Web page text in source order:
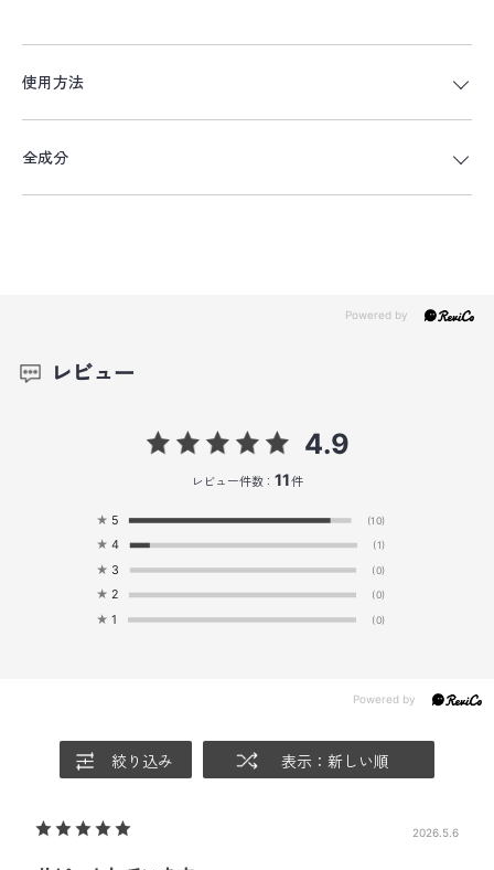
使用方法
全成分
レビュー
4.9
レビュー件数：11件
★ 5 (10)
★ 4 (1)
★ 3 (0)
★ 2 (0)
★ 1 (0)
絞り込み 表示：新しい順
2026.5.6